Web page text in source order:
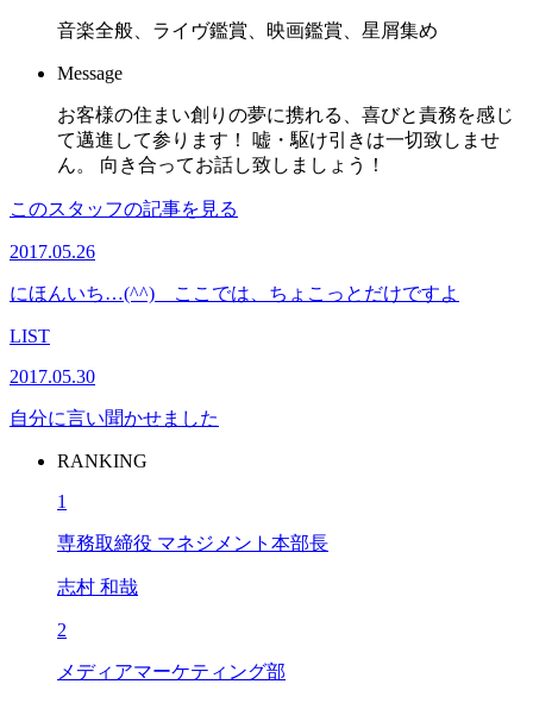
音楽全般、ライヴ鑑賞、映画鑑賞、星屑集め
Message
お客様の住まい創りの夢に携れる、喜びと責務を感じ
て邁進して参ります！ 嘘・駆け引きは一切致しませ
ん。 向き合ってお話し致しましょう！
このスタッフの記事を見る
2017.05.26
にほんいち…(^^) ここでは、ちょこっとだけですよ
LIST
2017.05.30
自分に言い聞かせました
RANKING
1
専務取締役 マネジメント本部長
志村 和哉
2
メディアマーケティング部